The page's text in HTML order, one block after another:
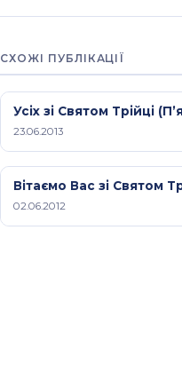
СХОЖІ ПУБЛІКАЦІЇ
Усіх зі Святом Трійці
23.06.2013
Вітаємо Вас зі Святом
02.06.2012